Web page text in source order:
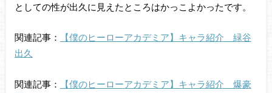
としての性が出久に見えたところはかっこよかったです。
関連記事：
【僕のヒーローアカデミア】キャラ紹介 緑谷
出久
関連記事：
【僕のヒーローアカデミア】キャラ紹介 爆豪